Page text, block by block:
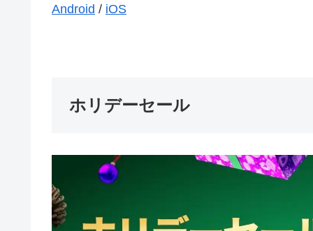
Android / iOS
ホリデーセール